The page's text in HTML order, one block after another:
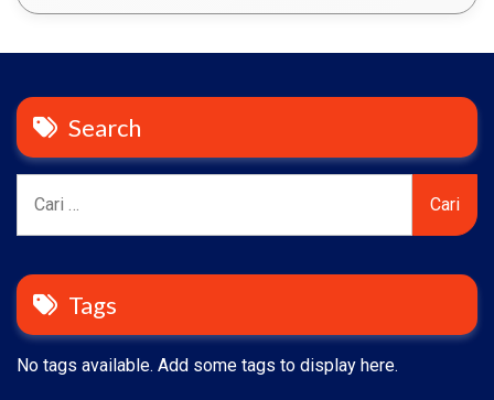
Search
untuk:
Tags
No tags available. Add some tags to display here.